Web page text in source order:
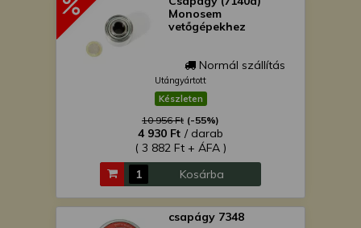
Monosem
vetőgépekhez
Normál szállítás
Utángyártott
Készleten
10 956 Ft (-55%)
4 930 Ft / darab
( 3 882 Ft + ÁFA )
Kosárba
csapágy 7348